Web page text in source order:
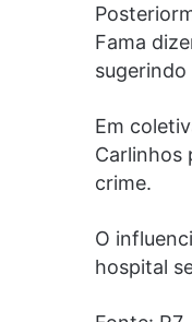
Fama
Em
Carlinhos
crime.
O
hospital